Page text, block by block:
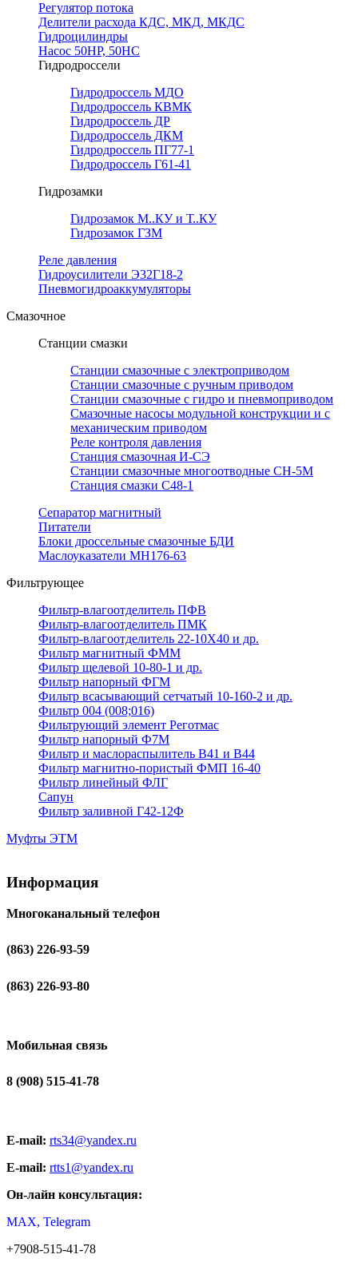
Регулятор потока
Делители расхода КДС, МКД, МКДС
Гидроцилиндры
Насос 50НР, 50НС
Гидродроссели
Гидродроссель МДО
Гидродроссель КВМК
Гидродроссель ДР
Гидродроссель ДКМ
Гидродроссель ПГ77-1
Гидродроссель Г61-41
Гидрозамки
Гидрозамок М..КУ и Т..КУ
Гидрозамок ГЗМ
Реле давления
Гидроусилители Э32Г18-2
Пневмогидроаккумуляторы
Смазочное
Станции смазки
Станции смазочные с электроприводом
Станции смазочные с ручным приводом
Станции смазочные с гидро и пневмоприводом
Смазочные насосы модульной конструкции и с
механическим приводом
Реле контроля давления
Станция смазочная И-СЭ
Станции смазочные многоотводные СН-5М
Станция смазки С48-1
Сепаратор магнитный
Питатели
Блоки дроссельные смазочные БДИ
Маслоуказатели МН176-63
Фильтрующее
Фильтр-влагоотделитель ПФВ
Фильтр-влагоотделитель ПМК
Фильтр-влагоотделитель 22-10Х40 и др.
Фильтр магнитный ФММ
Фильтр щелевой 10-80-1 и др.
Фильтр напорный ФГМ
Фильтр всасывающий сетчатый 10-160-2 и др.
Фильтр 004 (008;016)
Фильтрующий элемент Реготмас
Фильтр напорный Ф7М
Фильтр и маслораспылитель В41 и В44
Фильтр магнитно-пористый ФМП 16-40
Фильтр линейный ФЛГ
Сапун
Фильтр заливной Г42-12Ф
Муфты ЭТМ
Информация
Многоканальный телефон
(863) 226-93-59
(863) 226-93-80
Мобильная связь
8 (908) 515-41-78
E-mail: rts34@yandex.ru
E-mail: rtts1@yandex.ru
Он-лайн консультация:
MAX, Telegram
+7908-515-41-78